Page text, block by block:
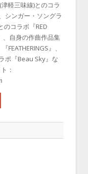
軽三味線)とのコラ
シンガー・ソングラ
のコラボ『RED
、自身の作曲作品集
FEATHERINGS』、
ボ『Beau Sky』な
：